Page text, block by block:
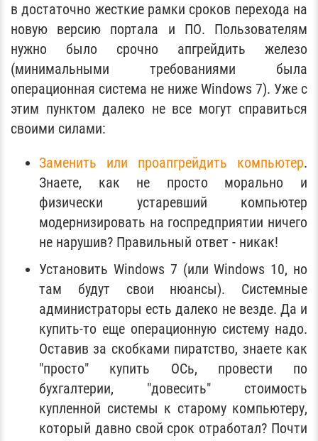
в достаточно жесткие рамки сроков перехода на
новую версию портала и ПО. Пользователям
нужно было срочно апгрейдить железо
(минимальными требованиями была
операционная система не ниже Windows 7). Уже с
этим пунктом далеко не все могут справиться
своими силами:
Заменить или проапгрейдить компьютер.
Знаете, как не просто морально и
физически устаревший компьютер
модернизировать на госпредприятии ничего
не нарушив? Правильный ответ - никак!
Установить Windows 7 (или Windows 10, но
там будут свои нюансы). Системные
администраторы есть далеко не везде. Да и
купить-то еще операционную систему надо.
Оставив за скобками пиратство, знаете как
"просто" купить ОСь, провести по
бухгалтерии, "довесить" стоимость
купленной системы к старому компьютеру,
который давно свой срок отработал? Почти